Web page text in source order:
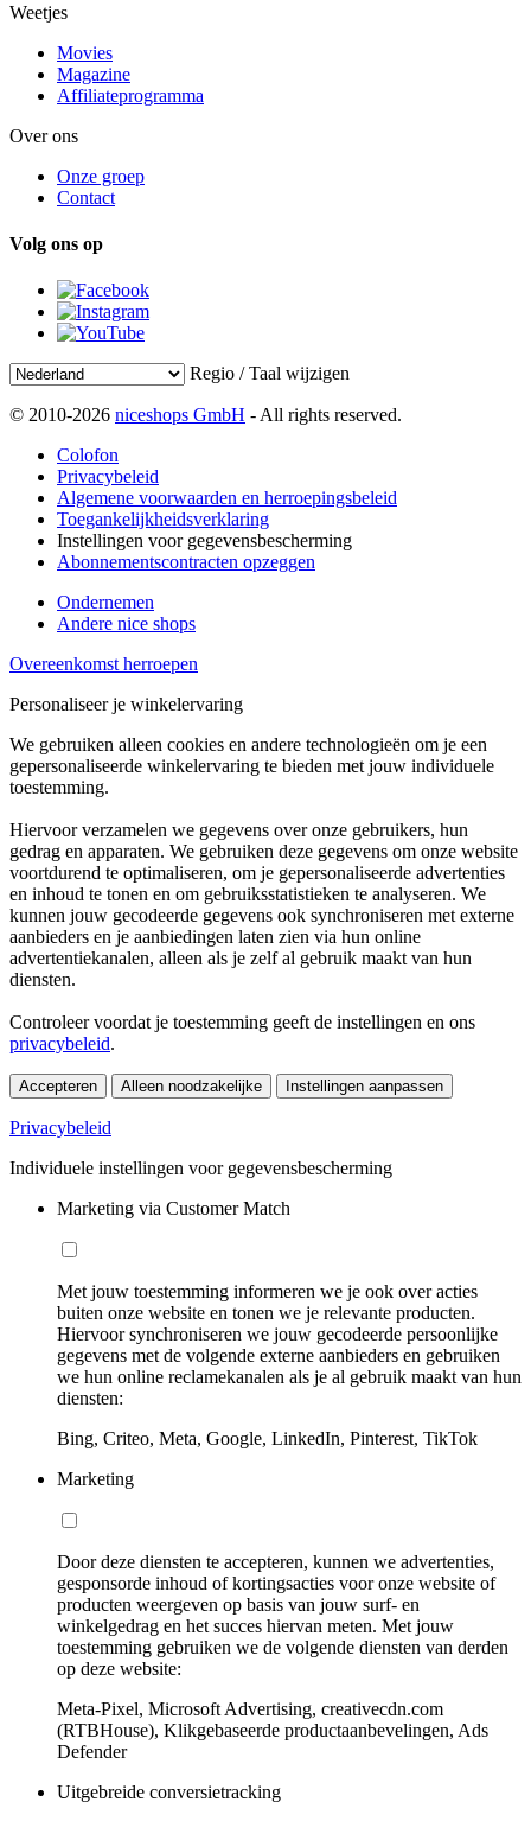
Weetjes
Movies
Magazine
Affiliateprogramma
Over ons
Onze groep
Contact
Volg ons op
Regio / Taal wijzigen
© 2010-2026 niceshops GmbH - All rights reserved.
Colofon
Privacybeleid
Algemene voorwaarden en herroepingsbeleid
Toegankelijkheidsverklaring
Instellingen voor gegevensbescherming
Abonnementscontracten opzeggen
Ondernemen
Andere nice shops
Overeenkomst herroepen
Personaliseer je winkelervaring
We gebruiken alleen cookies en andere technologieën om je een
gepersonaliseerde winkelervaring te bieden met jouw individuele
toestemming.
Hiervoor verzamelen we gegevens over onze gebruikers, hun
gedrag en apparaten. We gebruiken deze gegevens om onze website
voortdurend te optimaliseren, om je gepersonaliseerde advertenties
en inhoud te tonen en om gebruiksstatistieken te analyseren. We
kunnen jouw gecodeerde gegevens ook synchroniseren met externe
aanbieders en je aanbiedingen laten zien via hun online
advertentiekanalen, alleen als je zelf al gebruik maakt van hun
diensten.
Controleer voordat je toestemming geeft de instellingen en ons
privacybeleid.
Accepteren Alleen noodzakelijke Instellingen aanpassen
Privacybeleid
Individuele instellingen voor gegevensbescherming
Marketing via Customer Match
Met jouw toestemming informeren we je ook over acties
buiten onze website en tonen we je relevante producten.
Hiervoor synchroniseren we jouw gecodeerde persoonlijke
gegevens met de volgende externe aanbieders en gebruiken
we hun online reclamekanalen als je al gebruik maakt van hun
diensten:
Bing, Criteo, Meta, Google, LinkedIn, Pinterest, TikTok
Marketing
Door deze diensten te accepteren, kunnen we advertenties,
gesponsorde inhoud of kortingsacties voor onze website of
producten weergeven op basis van jouw surf- en
winkelgedrag en het succes hiervan meten. Met jouw
toestemming gebruiken we de volgende diensten van derden
op deze website:
Meta-Pixel, Microsoft Advertising, creativecdn.com
(RTBHouse), Klikgebaseerde productaanbevelingen, Ads
Defender
Uitgebreide conversietracking